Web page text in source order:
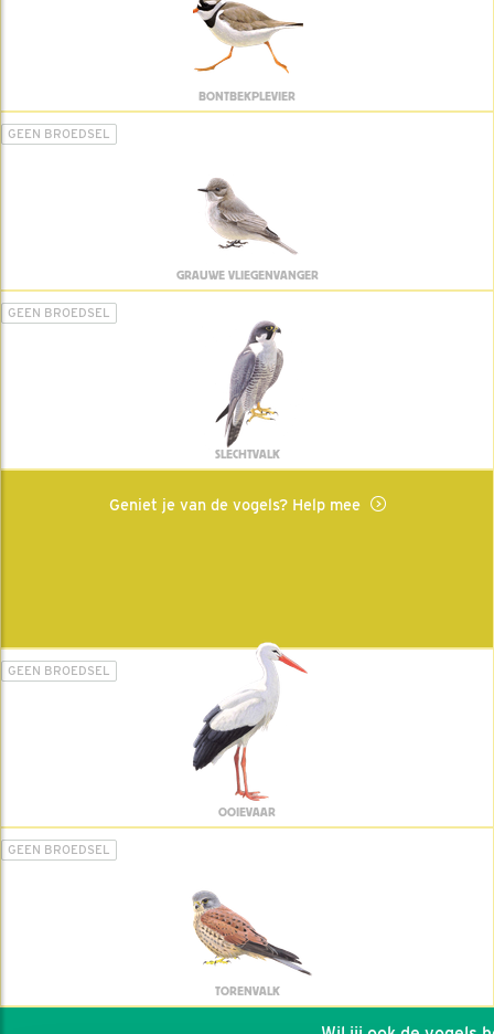
BONTBEKPLEVIER
GEEN BROEDSEL
GRAUWE VLIEGENVANGER
GEEN BROEDSEL
SLECHTVALK
Geniet je van de vogels? Help mee
GEEN BROEDSEL
OOIEVAAR
GEEN BROEDSEL
TORENVALK